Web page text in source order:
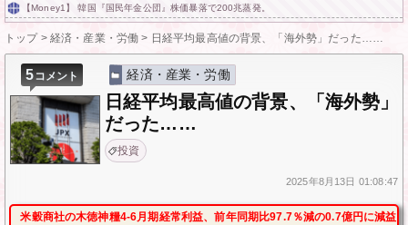
【Money1】 韓国『国民年金公団』株価暴落で200兆蒸発。
トップ> 経済・産業・労働 > 日経平均最高値の背景、「海外勢」だった……
5コメント 経済・産業・労働
日経平均最高値の背景、「海外勢」
だった……
投資
2025年8月13日 01:08:47
米穀商社の木徳神糧4-6月期経常利益、前年同期比97.7％減の0.7億円に減益